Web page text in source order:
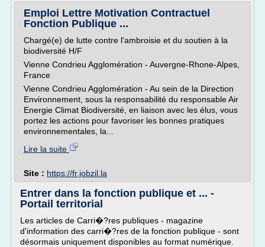
Emploi Lettre Motivation Contractuel
Fonction Publique ...
Chargé(e) de lutte contre l'ambroisie et du soutien à la
biodiversité H/F
Vienne Condrieu Agglomération - Auvergne-Rhone-Alpes,
France
Vienne Condrieu Agglomération - Au sein de la Direction
Environnement, sous la responsabilité du responsable Air
Energie Climat Biodiversité, en liaison avec les élus, vous
portez les actions pour favoriser les bonnes pratiques
environnementales, la...
Lire la suite
Site : https://fr.jobzil.la
Entrer dans la fonction publique et ... -
Portail territorial
Les articles de Carri�?res publiques - magazine
d'information des carri�?res de la fonction publique - sont
désormais uniquement disponibles au format numérique.